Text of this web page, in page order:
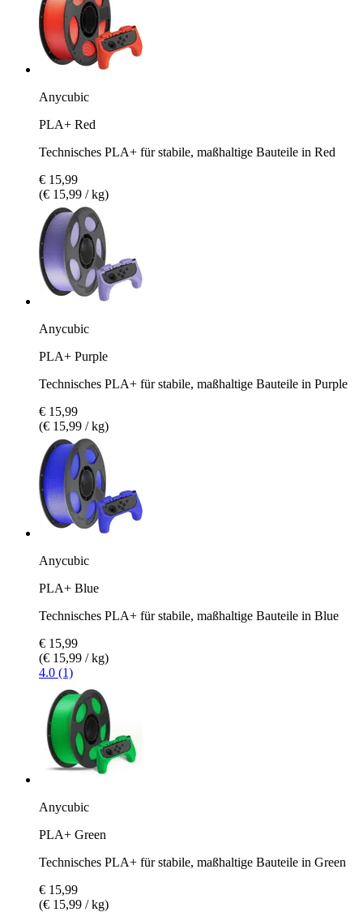
Anycubic
PLA+ Red
Technisches PLA+ für stabile, maßhaltige Bauteile in Red
€ 15,99
(€ 15,99 / kg)
Anycubic
PLA+ Purple
Technisches PLA+ für stabile, maßhaltige Bauteile in Purple
€ 15,99
(€ 15,99 / kg)
Anycubic
PLA+ Blue
Technisches PLA+ für stabile, maßhaltige Bauteile in Blue
€ 15,99
(€ 15,99 / kg)
4.0 (1)
Anycubic
PLA+ Green
Technisches PLA+ für stabile, maßhaltige Bauteile in Green
€ 15,99
(€ 15,99 / kg)